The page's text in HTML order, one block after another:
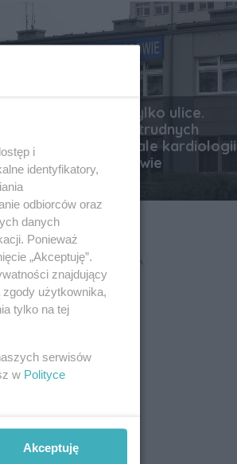
Upał paraliżuje nie tylko ulice.
Rodzice alarmują o trudnych
warunkach na oddziale kardiologii
dziecięcej w Rzeszowie
dodania artykułu:
06.08.2026 10:00
REKLAMA
i
identyfikatory,
odbiorców oraz
danych
Ponieważ
„Akceptuję”.
znajdujący
użytkownika,
tylko na tej
serwisów
w Polityce
Akceptuję